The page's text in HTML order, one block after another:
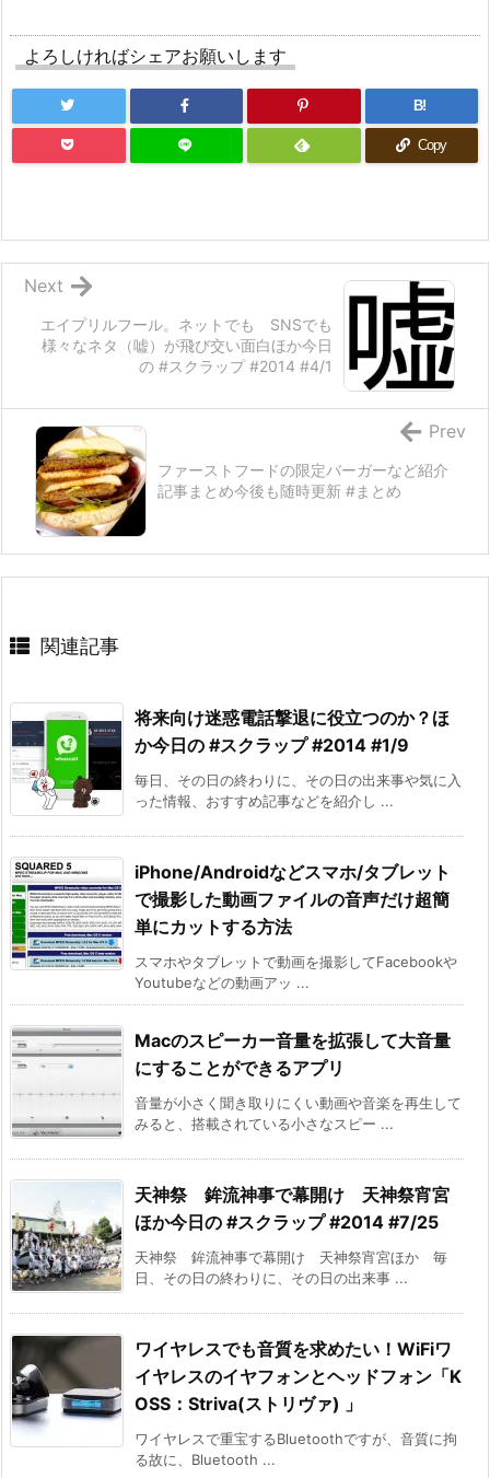
よろしければシェアお願いします
B!
Copy
エイプリルフール。ネットでも SNSでも
様々なネタ（嘘）が飛び交い面白ほか今日
の #スクラップ #2014 #4/1
Next
ファーストフードの限定バーガーなど紹介
記事まとめ今後も随時更新 #まとめ
Prev
関連記事
将来向け迷惑電話撃退に役立つのか？ほ
か今日の #スクラップ #2014 #1/9
毎日、その日の終わりに、その日の出来事や気に入
った情報、おすすめ記事などを紹介し ...
iPhone/Androidなどスマホ/タブレット
で撮影した動画ファイルの音声だけ超簡
単にカットする方法
スマホやタブレットで動画を撮影してFacebookや
Youtubeなどの動画アッ ...
Macのスピーカー音量を拡張して大音量
にすることができるアプリ
音量が小さく聞き取りにくい動画や音楽を再生して
みると、搭載されている小さなスピー ...
天神祭 鉾流神事で幕開け 天神祭宵宮
ほか今日の #スクラップ #2014 #7/25
天神祭 鉾流神事で幕開け 天神祭宵宮ほか 毎
日、その日の終わりに、その日の出来事 ...
ワイヤレスでも音質を求めたい！WiFiワ
イヤレスのイヤフォンとヘッドフォン「K
OSS：Striva(ストリヴァ) 」
ワイヤレスで重宝するBluetoothですが、音質に拘
る故に、Bluetooth ...